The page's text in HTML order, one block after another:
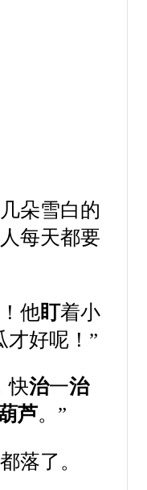
朵雪白的
每天都要
他盯着小
才好呢！”
快治一治
芦。”
落了。